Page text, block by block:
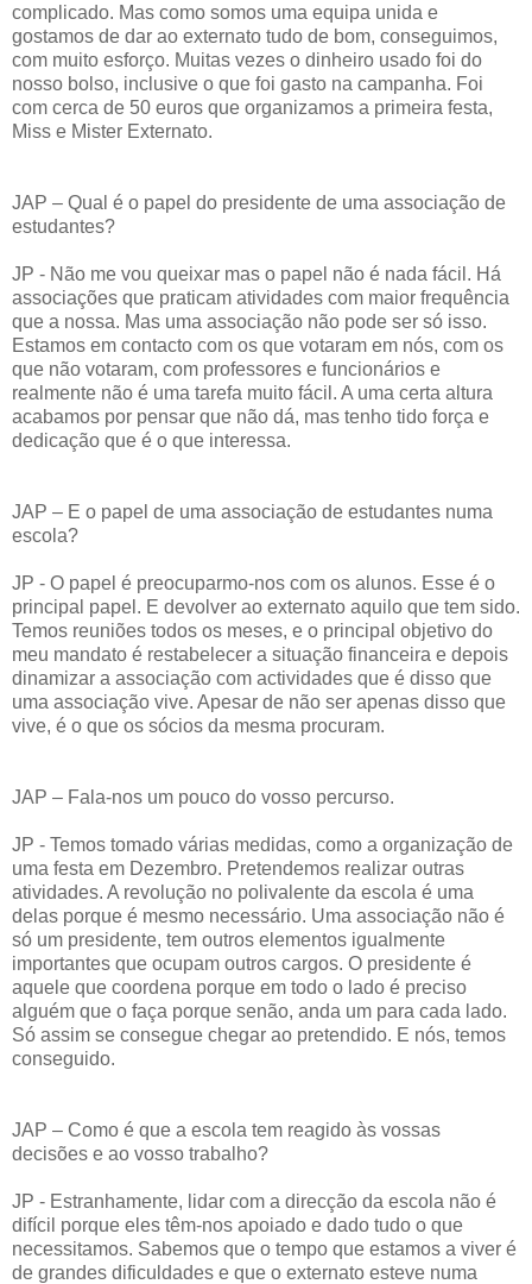
complicado. Mas como somos uma equipa unida e
gostamos de dar ao externato tudo de bom, conseguimos,
com muito esforço. Muitas vezes o dinheiro usado foi do
nosso bolso, inclusive o que foi gasto na campanha. Foi
com cerca de 50 euros que organizamos a primeira festa,
Miss e Mister Externato.
JAP – Qual é o papel do presidente de uma associação de
estudantes?
JP - Não me vou queixar mas o papel não é nada fácil. Há
associações que praticam atividades com maior frequência
que a nossa. Mas uma associação não pode ser só isso.
Estamos em contacto com os que votaram em nós, com os
que não votaram, com professores e funcionários e
realmente não é uma tarefa muito fácil. A uma certa altura
acabamos por pensar que não dá, mas tenho tido força e
dedicação que é o que interessa.
JAP – E o papel de uma associação de estudantes numa
escola?
JP - O papel é preocuparmo-nos com os alunos. Esse é o
principal papel. E devolver ao externato aquilo que tem sido.
Temos reuniões todos os meses, e o principal objetivo do
meu mandato é restabelecer a situação financeira e depois
dinamizar a associação com actividades que é disso que
uma associação vive. Apesar de não ser apenas disso que
vive, é o que os sócios da mesma procuram.
JAP – Fala-nos um pouco do vosso percurso.
JP - Temos tomado várias medidas, como a organização de
uma festa em Dezembro. Pretendemos realizar outras
atividades. A revolução no polivalente da escola é uma
delas porque é mesmo necessário. Uma associação não é
só um presidente, tem outros elementos igualmente
importantes que ocupam outros cargos. O presidente é
aquele que coordena porque em todo o lado é preciso
alguém que o faça porque senão, anda um para cada lado.
Só assim se consegue chegar ao pretendido. E nós, temos
conseguido.
JAP – Como é que a escola tem reagido às vossas
decisões e ao vosso trabalho?
JP - Estranhamente, lidar com a direcção da escola não é
difícil porque eles têm-nos apoiado e dado tudo o que
necessitamos. Sabemos que o tempo que estamos a viver é
de grandes dificuldades e que o externato esteve numa